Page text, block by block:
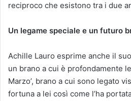
reciproco che esistono tra i due
Un legame speciale e un futuro
Achille Lauro esprime anche il
un brano a cui è profondamente
Marzo’, brano a cui sono legato
fortuna a lei così come l’ha